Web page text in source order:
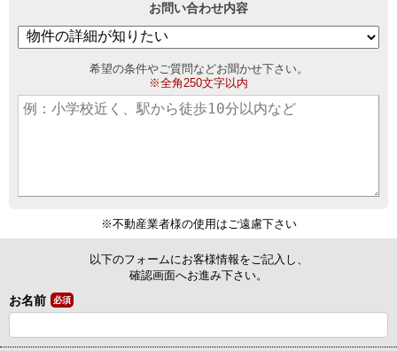
お問い合わせ内容
希望の条件やご質問などお聞かせ下さい。
※全角250文字以内
※不動産業者様の使用はご遠慮下さい
以下のフォームにお客様情報をご記入し、
確認画面へお進み下さい。
お名前 必須